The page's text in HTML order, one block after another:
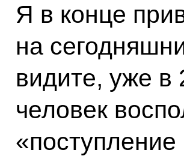
Я в конце
на
видите, уже в
человек